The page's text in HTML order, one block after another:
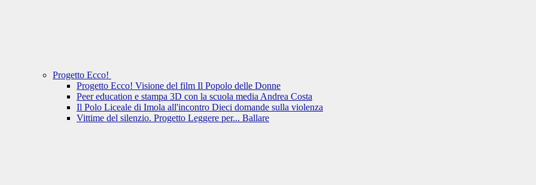
Progetto Ecco!
Progetto Ecco! Visione del film Il Popolo delle Donne
Peer education e stampa 3D con la scuola media Andrea Costa
Il Polo Liceale di Imola all'incontro Dieci domande sulla violenza
Vittime del silenzio. Progetto Leggere per... Ballare